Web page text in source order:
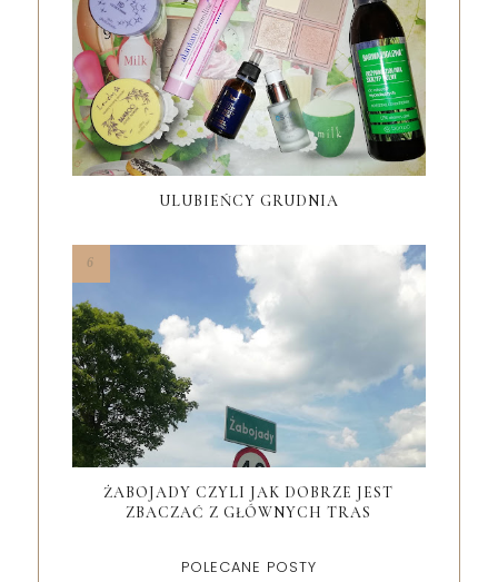
ULUBIEŃCY GRUDNIA
ŻABOJADY CZYLI JAK DOBRZE JEST
ZBACZAĆ Z GŁÓWNYCH TRAS
POLECANE POSTY